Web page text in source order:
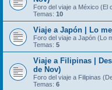
Foro del viaje a México (El
Temas: 10
Viaje a Japón | Lo
Foro del viaje a Japón (Lo
Temas: 5
Viaje a Filipinas |
de Nov)
Foro del viaje a Filipinas
Temas: 6